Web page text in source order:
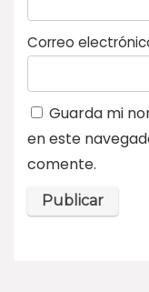
Correo
Guarda mi
en este
comente.